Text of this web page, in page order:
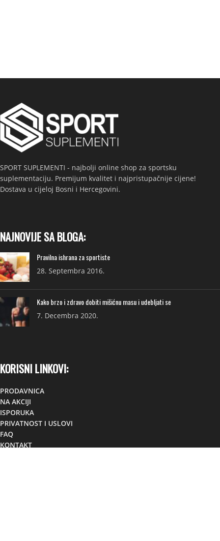
SPORT SUPLEMENTI - najbolji online shop za sportsku
suplementaciju. Premijum kvalitet i najpristupačnije cijene!
Dostava u cijeloj Bosni i Hercegovini.
NAJNOVIJE SA BLOGA:
Pravilna ishrana za sportiste
28. Septembra 2016.
Kako brzo i zdravo dobiti mišićnu masu i udebljati se
7. Decembra 2020.
KORISNI LINKOVI:
PRODAVNICA
NA AKCIJI
ISPORUKA
PRIVATNOST I USLOVI
FAQ
KONTAKT